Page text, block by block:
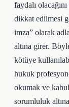
faydalı
dikkat edilmesi
imza” olarak
altına girer.
kötüye
hukuk
okumak ve
sorumluluk